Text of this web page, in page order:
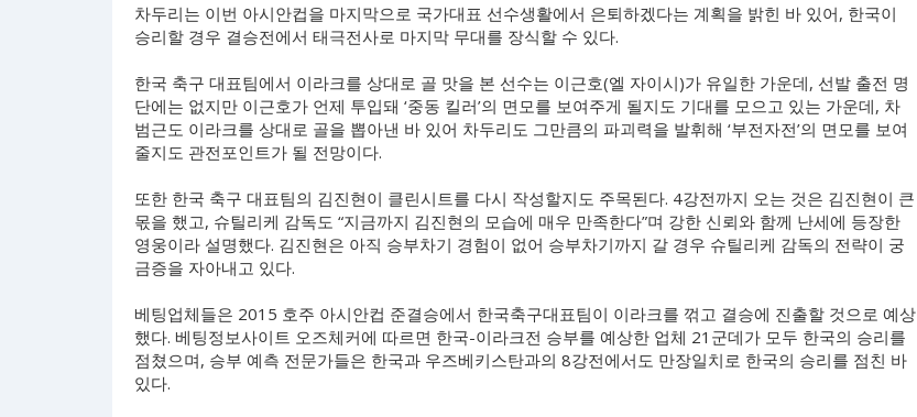
차두리는 이번 아시안컵을 마지막으로 국가대표 선수생활에서 은퇴하겠다는 계획을 밝힌 바 있어, 한국이
승리할 경우 결승전에서 태극전사로 마지막 무대를 장식할 수 있다.
한국 축구 대표팀에서 이라크를 상대로 골 맛을 본 선수는 이근호(엘 자이시)가 유일한 가운데, 선발 출전 명
단에는 없지만 이근호가 언제 투입돼 ‘중동 킬러’의 면모를 보여주게 될지도 기대를 모으고 있는 가운데, 차
범근도 이라크를 상대로 골을 뽑아낸 바 있어 차두리도 그만큼의 파괴력을 발휘해 ‘부전자전’의 면모를 보여
줄지도 관전포인트가 될 전망이다.
또한 한국 축구 대표팀의 김진현이 클린시트를 다시 작성할지도 주목된다. 4강전까지 오는 것은 김진현이 큰
몫을 했고, 슈틸리케 감독도 “지금까지 김진현의 모습에 매우 만족한다”며 강한 신뢰와 함께 난세에 등장한
영웅이라 설명했다. 김진현은 아직 승부차기 경험이 없어 승부차기까지 갈 경우 슈틸리케 감독의 전략이 궁
금증을 자아내고 있다.
베팅업체들은 2015 호주 아시안컵 준결승에서 한국축구대표팀이 이라크를 꺾고 결승에 진출할 것으로 예상
했다. 베팅정보사이트 오즈체커에 따르면 한국-이라크전 승부를 예상한 업체 21군데가 모두 한국의 승리를
점쳤으며, 승부 예측 전문가들은 한국과 우즈베키스탄과의 8강전에서도 만장일치로 한국의 승리를 점친 바
있다.